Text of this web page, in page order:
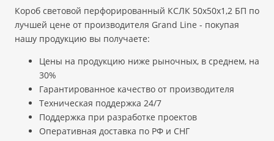
Короб световой перфорированный КСЛК 50х50х1,2 БП по
лучшей цене от производителя Grand Line - покупая
нашу продукцию вы получаете:
Цены на продукцию ниже рыночных, в среднем, на
30%
Гарантированное качество от производителя
Техническая поддержка 24/7
Поддержка при разработке проектов
Оперативная доставка по РФ и СНГ